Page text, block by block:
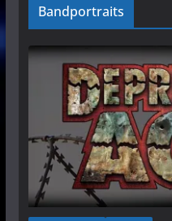
Bandportraits